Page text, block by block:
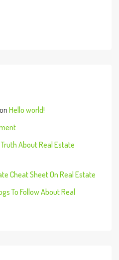
on Hello world!
About Real Estate
Cheat Sheet On Real Estate
To Follow About Real